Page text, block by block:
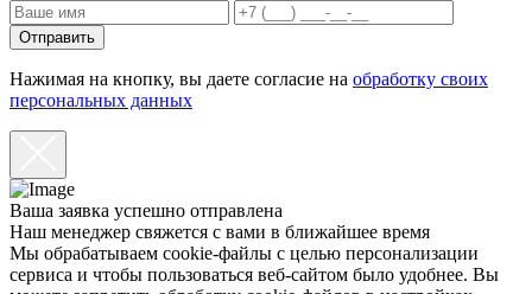
Отправить
Нажимая на кнопку, вы даете согласие на обработку своих
персональных данных
Ваша заявка успешно отправлена
Наш менеджер свяжется с вами в ближайшее время
Мы обрабатываем cookie-файлы с целью персонализации
сервиса и чтобы пользоваться веб-сайтом было удобнее. Вы